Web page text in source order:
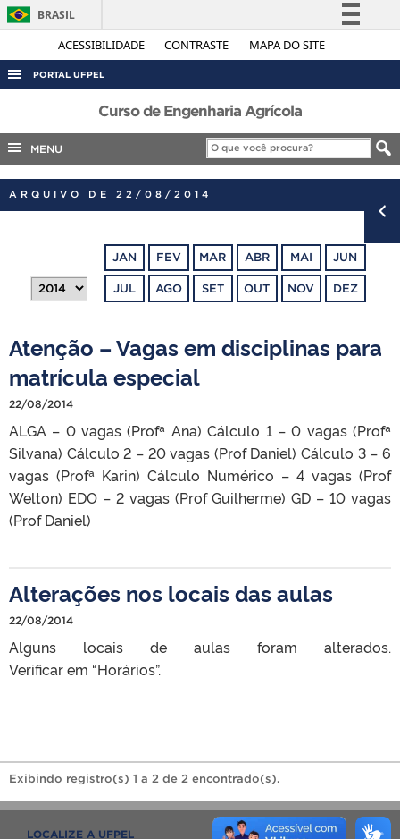
ACESSIBILIDADE CONTRASTE MAPA DO SITE
BRASIL
Simplifique!
Acesso à informação
Legislação
Canais
PORTAL UFPEL
ACESSO À INFORMAÇÃO
AUDITORIA
COBALTO
CONCURSOS
OUVIDORIA
TELEFONES
Curso de Engenharia Agrícola
MENU
ARQUIVO DE 22/08/2014
JAN FEV MAR ABR MAI JUN
JUL AGO SET OUT NOV DEZ
Atenção – Vagas em disciplinas para
matrícula especial
22/08/2014
ALGA – 0 vagas (Profª Ana) Cálculo 1 – 0 vagas (Profª
Silvana) Cálculo 2 – 20 vagas (Prof Daniel) Cálculo 3 – 6
vagas (Profª Karin) Cálculo Numérico – 4 vagas (Prof
Welton) EDO – 2 vagas (Prof Guilherme) GD – 10 vagas
(Prof Daniel)
Alterações nos locais das aulas
22/08/2014
Alguns locais de aulas foram alterados.
Verificar em “Horários”.
Exibindo registro(s) 1 a 2 de 2 encontrado(s).
LOCALIZE A UFPEL